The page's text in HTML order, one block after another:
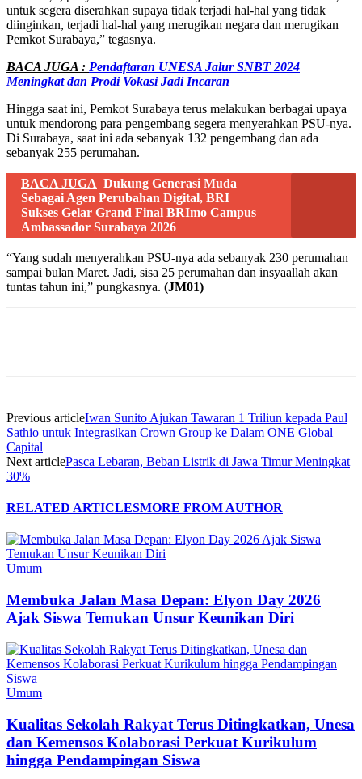
untuk segera diserahkan supaya tidak terjadi hal-hal yang tidak
diinginkan, terjadi hal-hal yang merugikan negara dan merugikan
Pemkot Surabaya,” tegasnya.
BACA JUGA : Pendaftaran UNESA Jalur SNBT 2024
Meningkat dan Prodi Vokasi Jadi Incaran
Hingga saat ini, Pemkot Surabaya terus melakukan berbagai upaya
untuk mendorong para pengembang segera menyerahkan PSU-nya.
Di Surabaya, saat ini ada sebanyak 132 pengembang dan ada
sebanyak 255 perumahan.
BACA JUGA Dukung Generasi Muda
Sebagai Agen Perubahan Digital, BRI
Sukses Gelar Grand Final BRImo Campus
Ambassador Surabaya 2026
“Yang sudah menyerahkan PSU-nya ada sebanyak 230 perumahan
sampai bulan Maret. Jadi, sisa 25 perumahan dan insyaallah akan
tuntas tahun ini,” pungkasnya. (JM01)
Previous articleIwan Sunito Ajukan Tawaran 1 Triliun kepada Paul
Sathio untuk Integrasikan Crown Group ke Dalam ONE Global
Capital
Next articlePasca Lebaran, Beban Listrik di Jawa Timur Meningkat
30%
RELATED ARTICLESMORE FROM AUTHOR
Umum
Membuka Jalan Masa Depan: Elyon Day 2026
Ajak Siswa Temukan Unsur Keunikan Diri
Umum
Kualitas Sekolah Rakyat Terus Ditingkatkan, Unesa
dan Kemensos Kolaborasi Perkuat Kurikulum
hingga Pendampingan Siswa